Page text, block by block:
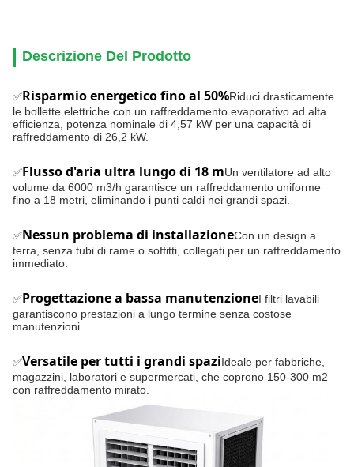
Descrizione Del Prodotto
✅Risparmio energetico fino al 50%Riduci drasticamente
le bollette elettriche con un raffreddamento evaporativo ad alta
efficienza, potenza nominale di 4,57 kW per una capacità di
raffreddamento di 26,2 kW.
✅Flusso d'aria ultra lungo di 18 mUn ventilatore ad alto
volume da 6000 m3/h garantisce un raffreddamento uniforme
fino a 18 metri, eliminando i punti caldi nei grandi spazi.
✅Nessun problema di installazioneCon un design a
terra, senza tubi di rame o soffitti, collegati per un raffreddamento
immediato.
✅Progettazione a bassa manutenzioneI filtri lavabili
garantiscono prestazioni a lungo termine senza costose
manutenzioni.
✅Versatile per tutti i grandi spaziIdeale per fabbriche,
magazzini, laboratori e supermercati, che coprono 150-300 m2
con raffreddamento mirato.